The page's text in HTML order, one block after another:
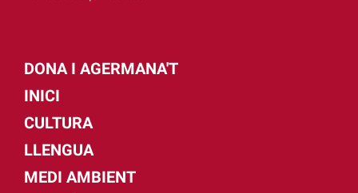
DONA I AGERMANA'T
INICI
CULTURA
LLENGUA
MEDI AMBIENT